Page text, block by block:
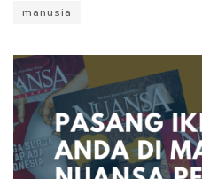
manusia